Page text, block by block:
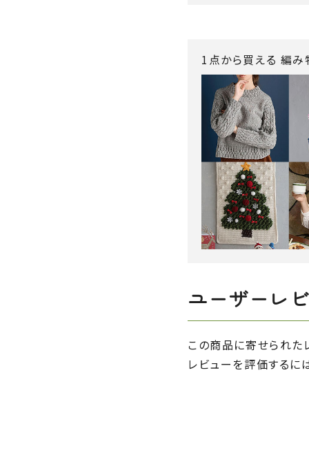
1点から買える 編み
ユーザーレ
この商品に寄せられた
レビューを評価するに